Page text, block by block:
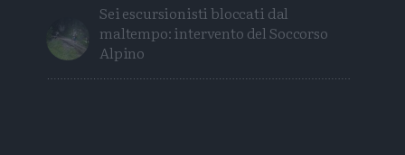
Sei escursionisti bloccati dal
maltempo: intervento del Soccorso
Alpino